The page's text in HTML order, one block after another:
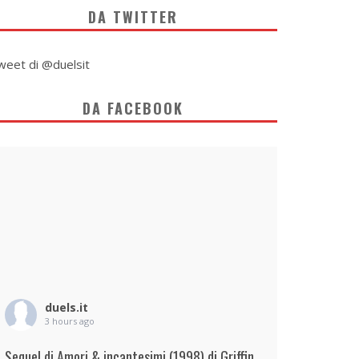
DA TWITTER
di @duelsit
DA FACEBOOK
duels.it
3 hours ago